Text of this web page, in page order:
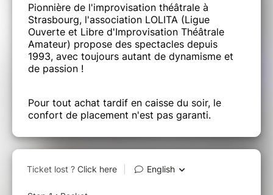
Pionnière de l'improvisation théâtrale à
Strasbourg, l'association LOLITA (Ligue
Ouverte et Libre d'Improvisation Théâtrale
Amateur) propose des spectacles depuis
1993, avec toujours autant de dynamisme et
de passion !
Pour tout achat tardif en caisse du soir, le
confort de placement n'est pas garanti.